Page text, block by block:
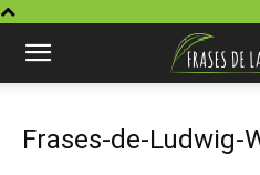
Frases-de-Ludwig-